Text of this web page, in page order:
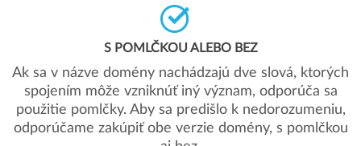
S POMLČKOU ALEBO BEZ
Ak sa v názve domény nachádzajú dve slová, ktorých
spojením môže vzniknúť iný význam, odporúča sa
použitie pomlčky. Aby sa predišlo k nedorozumeniu,
odporúčame zakúpiť obe verzie domény, s pomlčkou